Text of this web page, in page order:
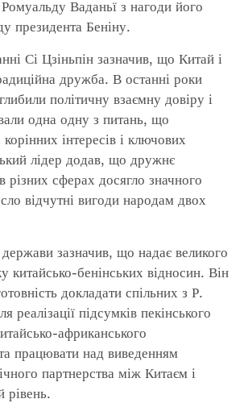
Ромуальду Ваданьї з нагоди його
президента Беніну.
Сі Цзіньпін зазначив, що Китай і
дружба. В останні роки
політичну взаємну довіру і
одна одну з питань, що
інтересів і ключових
лідер додав, що дружнє
різних сферах досягло значного
відчутні вигоди народам двох
держави зазначив, що надає великого
китайсько-бенінських відносин. Він
докладати спільних з Р.
реалізації підсумків пекінського
африканського
працювати над виведенням
партнерства між Китаєм і
рівень.